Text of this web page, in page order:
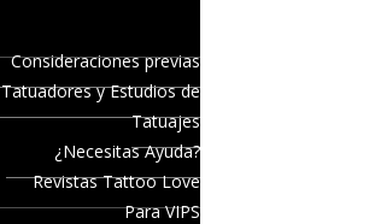
Consideraciones previas
Tatuadores y Estudios de
Tatuajes
¿Necesitas Ayuda?
Revistas Tattoo Love
Para VIPS